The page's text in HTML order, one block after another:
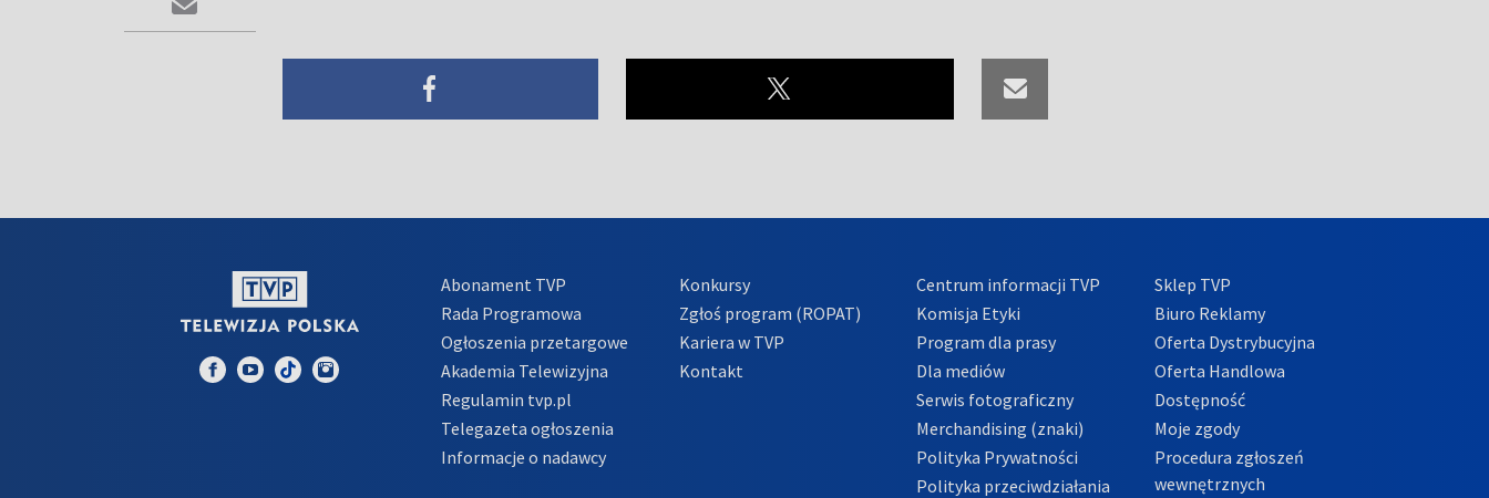
Abonament TVP
Rada Programowa
Ogłoszenia przetargowe
Akademia Telewizyjna
Regulamin tvp.pl
Telegazeta ogłoszenia
Informacje o nadawcy
Konkursy
Zgłoś program (ROPAT)
Kariera w TVP
Kontakt
Centrum informacji TVP
Komisja Etyki
Program dla prasy
Dla mediów
Serwis fotograficzny
Merchandising (znaki)
Polityka Prywatności
Polityka przeciwdziałania
Sklep TVP
Biuro Reklamy
Oferta Dystrybucyjna
Oferta Handlowa
Dostępność
Moje zgody
Procedura zgłoszeń
wewnętrznych